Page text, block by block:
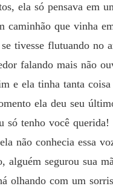
ela só pensava em
caminhão que vinha
tivesse flutuando no
falando mais não
e ela tinha tanta
ela deu seu
só tenho você
não conhecia essa
alguém segurou sua
olhando com um